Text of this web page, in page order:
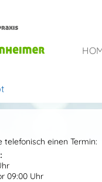
telefonisch einen Termin:
09:00 Uhr